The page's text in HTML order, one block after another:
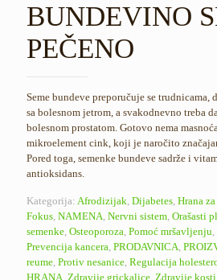
BUNDEVINO
PEČENO
Seme bundeve preporučuje se trudnicama,
sa bolesnom jetrom, a svakodnevno treba
bolesnom prostatom. Gotovo nema
mikroelement cink, koji je naročito
Pored toga, semenke bundeve sadrže i
antioksidans.
Kategorija: Afrodizijak, Dijabetes, Hrana
Fokus, NAMENA, Nervni sistem, Orašasti
semenke, Osteoporoza, Pomoć mršavljenju,
Prevencija kancera, PRODAVNICA,
reume, Protiv nesanice, Regulacija
HRANA, Zdravije grickalice, Zdravije kosti